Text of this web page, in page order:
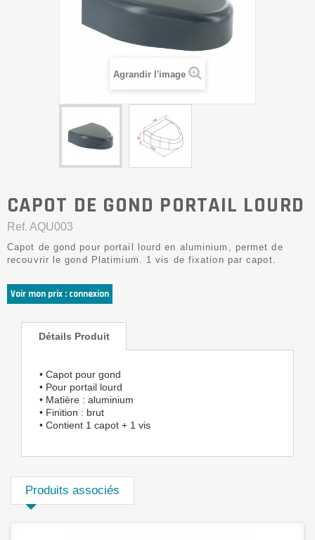
Agrandir l'image
CAPOT DE GOND PORTAIL LOURD
Ref. AQU003
Capot de gond pour portail lourd en aluminium, permet de
recouvrir le gond Platimium. 1 vis de fixation par capot.
Voir mon prix : connexion
Détails Produit
• Capot pour gond
• Pour portail lourd
• Matière : aluminium
• Finition : brut
• Contient 1 capot + 1 vis
Produits associés